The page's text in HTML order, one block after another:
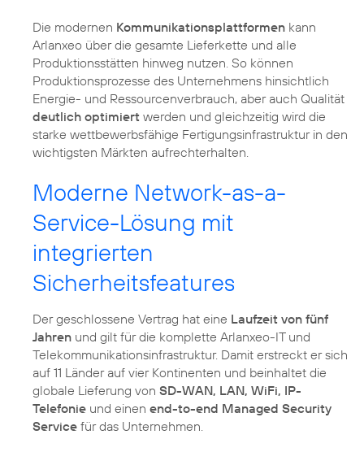
Die modernen Kommunikationsplattformen kann
Arlanxeo über die gesamte Lieferkette und alle
Produktionsstätten hinweg nutzen. So können
Produktionsprozesse des Unternehmens hinsichtlich
Energie- und Ressourcenverbrauch, aber auch Qualität
deutlich optimiert werden und gleichzeitig wird die
starke wettbewerbsfähige Fertigungsinfrastruktur in den
wichtigsten Märkten aufrechterhalten.
Moderne Network-as-a-
Service-Lösung mit
integrierten
Sicherheitsfeatures
Der geschlossene Vertrag hat eine Laufzeit von fünf
Jahren und gilt für die komplette Arlanxeo-IT und
Telekommunikationsinfrastruktur. Damit erstreckt er sich
auf 11 Länder auf vier Kontinenten und beinhaltet die
globale Lieferung von SD-WAN, LAN, WiFi, IP-
Telefonie und einen end-to-end Managed Security
Service für das Unternehmen.